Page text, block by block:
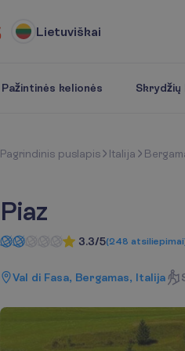
Lietuviškai
Pažintinės kelionės Skrydžių
Pagrindinis puslapis Italija
Piaz
3.3/5(248 atsiliepimai
Val di Fasa, Bergamas, Italija